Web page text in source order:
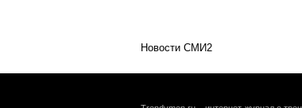
Новости СМИ2